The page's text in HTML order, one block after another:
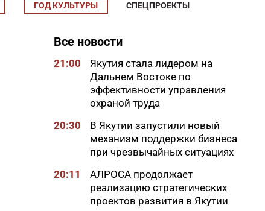
ГОД КУЛЬТУРЫ СПЕЦПРОЕКТЫ
Все новости
21:00
Якутия стала лидером на
Дальнем Востоке по
эффективности управления
охраной труда
20:30
В Якутии запустили новый
механизм поддержки бизнеса
при чрезвычайных ситуациях
20:11
АЛРОСА продолжает
реализацию стратегических
проектов развития в Якутии